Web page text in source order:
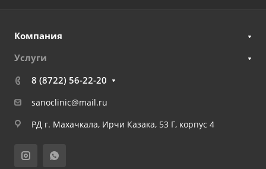
Компания
Услуги
8 (8722) 56-22-20
sanoclinic@mail.ru
РД г. Махачкала, Ирчи Казака, 53 Г, корпус 4